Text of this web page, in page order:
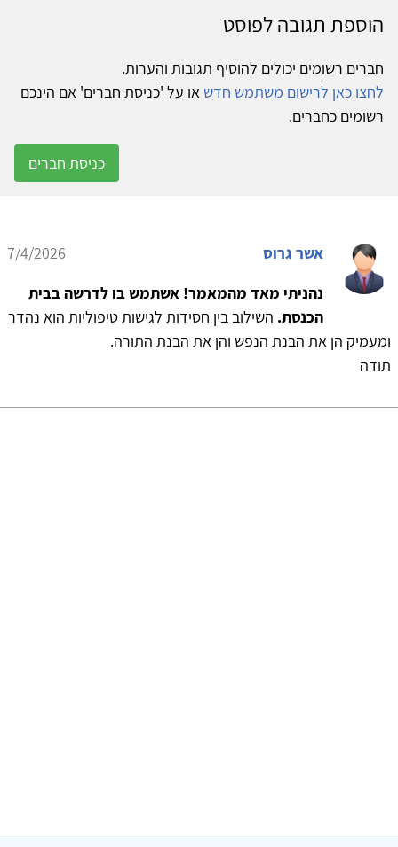
הוספת תגובה לפוסט
חברים רשומים יכולים להוסיף תגובות והערות.
לחצו כאן לרישום משתמש חדש או על 'כניסת חברים' אם הינכם
רשומים כחברים.
כניסת חברים
אשר גרוס
7/4/2026
נהניתי מאד מהמאמר! אשתמש בו לדרשה בבית
הכנסת. השילוב בין חסידות לגישות טיפוליות הוא נהדר
ומעמיק הן את הבנת הנפש והן את הבנת התורה.
תודה